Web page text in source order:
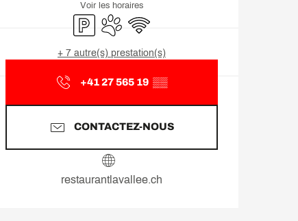
Voir les horaires
ParkingAnimaux acceptés
WiFi
+ 7 autre(s) prestation(s)
+41 27 565 19 ▒▒
CONTACTEZ-NOUS
restaurantlavallee.ch